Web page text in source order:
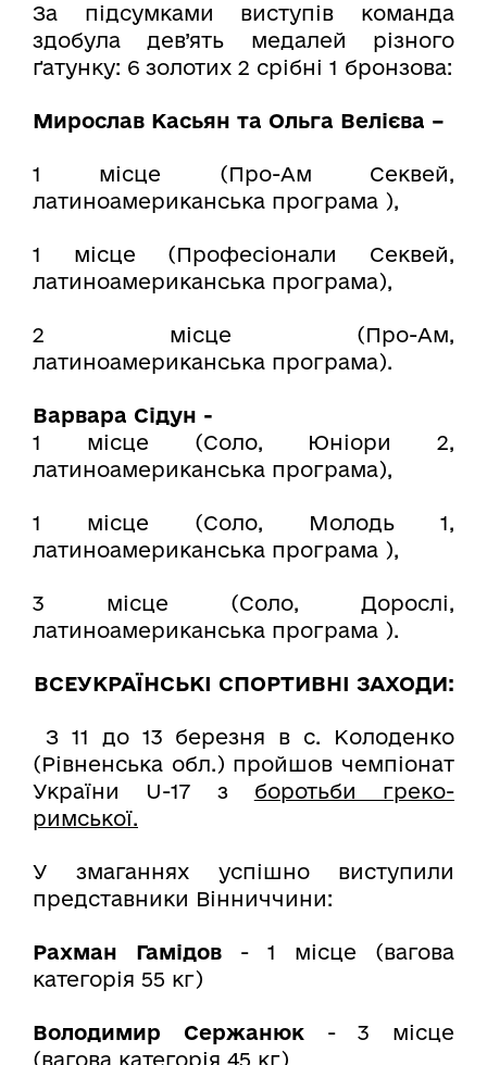
За підсумками виступів команда
здобула дев’ять медалей різного
ґатунку: 6 золотих 2 срібні 1 бронзова:
Мирослав Касьян та Ольга Велієва –
1 місце (Про-Ам Секвей,
латиноамериканська програма ),
1 місце (Професіонали Секвей,
латиноамериканська програма),
2 місце (Про-Ам,
латиноамериканська програма).
Варвара Сідун -
1 місце (Соло, Юніори 2,
латиноамериканська програма),
1 місце (Соло, Молодь 1,
латиноамериканська програма ),
3 місце (Соло, Дорослі,
латиноамериканська програма ).
ВСЕУКРАЇНСЬКІ СПОРТИВНІ ЗАХОДИ:
З 11 до 13 березня в с. Колоденко
(Рівненська обл.) пройшов чемпіонат
України U-17 з боротьби греко-
римської.
У змаганнях успішно виступили
представники Вінниччини:
Рахман Гамідов - 1 місце (вагова
категорія 55 кг)
Володимир Сержанюк- 3 місце
(вагова категорія 45 кг)